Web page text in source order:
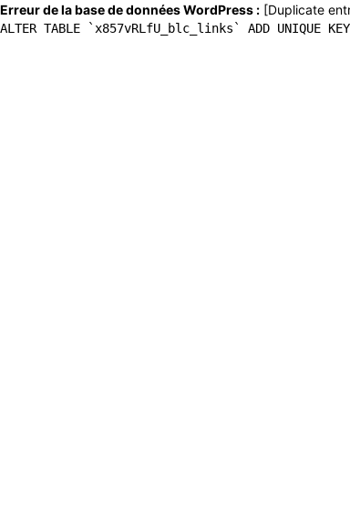
Erreur de la base de données WordPress : [Duplicate
ALTER TABLE `x857vRLfU_blc_links` ADD UNIQUE